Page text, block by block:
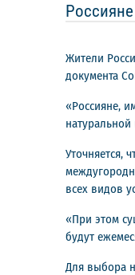
Жители
документа
«Россияне,
Уточняется,
всех видов
«При этом
будут
Для выбора